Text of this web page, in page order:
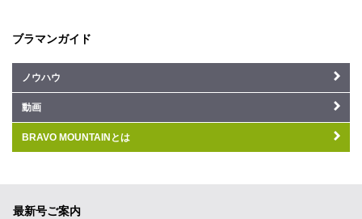
ブラマンガイド
ノウハウ
動画
BRAVO MOUNTAINとは
最新号ご案内